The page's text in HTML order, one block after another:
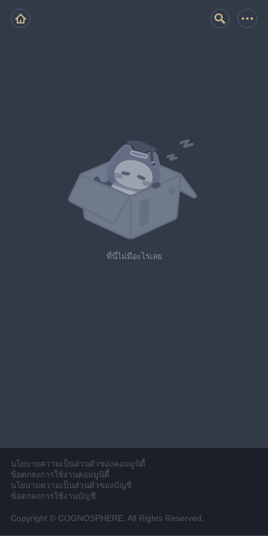
ที่นี่ไม่มีอะไรเลย
นโยบายความเป็นส่วนตัวของคอมมูนิตี้
ข้อตกลงการใช้งานคอมมูนิตี้
นโยบายความเป็นส่วนตัวของบัญชี
ข้อตกลงการใช้งานบัญชี
Copyright © COGNOSPHERE. All Rights Reserved.